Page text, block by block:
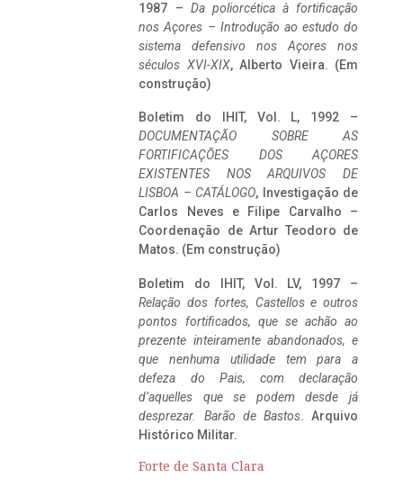
1987 – Da poliorcética à fortificação
nos Açores – Introdução ao estudo do
sistema defensivo nos Açores nos
séculos XVI-XIX, Alberto Vieira. (Em
construção)
Boletim do IHIT, Vol. L, 1992 –
DOCUMENTAÇÃO SOBRE AS
FORTIFICAÇÕES DOS AÇORES
EXISTENTES NOS ARQUIVOS DE
LISBOA – CATÁLOGO, Investigação de
Carlos Neves e Filipe Carvalho –
Coordenação de Artur Teodoro de
Matos. (Em construção)
Boletim do IHIT, Vol. LV, 1997 –
Relação dos fortes, Castellos e outros
pontos fortificados, que se achão ao
prezente inteiramente abandonados, e
que nenhuma utilidade tem para a
defeza do Pais, com declaração
d’aquelles que se podem desde já
desprezar. Barão de Bastos. Arquivo
Histórico Militar.
Forte de Santa Clara